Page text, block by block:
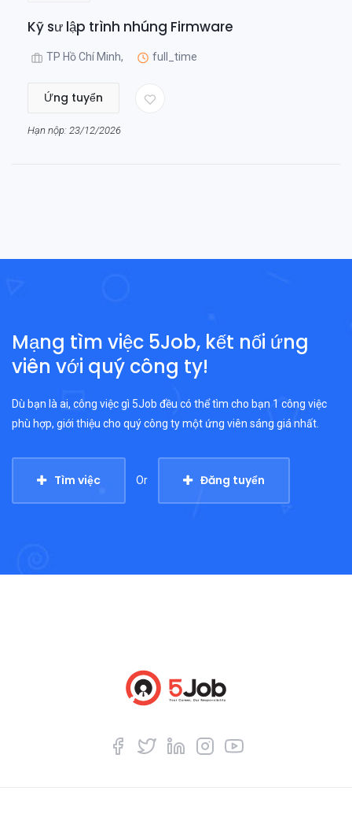
Kỹ sư lập trình nhúng Firmware
TP Hồ Chí Minh, full_time
Ứng tuyển
Hạn nộp: 23/12/2026
Mạng tìm việc 5Job, kết nối ứng
viên với quý công ty!
Dù bạn là ai, công việc gì 5Job đều có thể tìm cho bạn 1 công việc
phù hợp, giới thiệu cho quý công ty một ứng viên sáng giá nhất.
Tìm việc Or Đăng tuyển